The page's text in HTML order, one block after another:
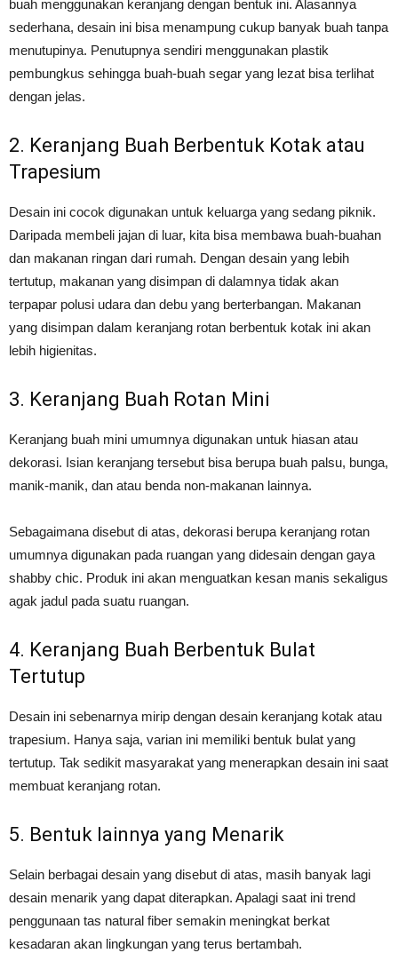
buah menggunakan keranjang dengan bentuk ini. Alasannya
sederhana, desain ini bisa menampung cukup banyak buah tanpa
menutupinya. Penutupnya sendiri menggunakan plastik
pembungkus sehingga buah-buah segar yang lezat bisa terlihat
dengan jelas.
2. Keranjang Buah Berbentuk Kotak atau
Trapesium
Desain ini cocok digunakan untuk keluarga yang sedang piknik.
Daripada membeli jajan di luar, kita bisa membawa buah-buahan
dan makanan ringan dari rumah. Dengan desain yang lebih
tertutup, makanan yang disimpan di dalamnya tidak akan
terpapar polusi udara dan debu yang berterbangan. Makanan
yang disimpan dalam keranjang rotan berbentuk kotak ini akan
lebih higienitas.
3. Keranjang Buah Rotan Mini
Keranjang buah mini umumnya digunakan untuk hiasan atau
dekorasi. Isian keranjang tersebut bisa berupa buah palsu, bunga,
manik-manik, dan atau benda non-makanan lainnya.
Sebagaimana disebut di atas, dekorasi berupa keranjang rotan
umumnya digunakan pada ruangan yang didesain dengan gaya
shabby chic. Produk ini akan menguatkan kesan manis sekaligus
agak jadul pada suatu ruangan.
4. Keranjang Buah Berbentuk Bulat
Tertutup
Desain ini sebenarnya mirip dengan desain keranjang kotak atau
trapesium. Hanya saja, varian ini memiliki bentuk bulat yang
tertutup. Tak sedikit masyarakat yang menerapkan desain ini saat
membuat keranjang rotan.
5. Bentuk lainnya yang Menarik
Selain berbagai desain yang disebut di atas, masih banyak lagi
desain menarik yang dapat diterapkan. Apalagi saat ini trend
penggunaan tas natural fiber semakin meningkat berkat
kesadaran akan lingkungan yang terus bertambah.